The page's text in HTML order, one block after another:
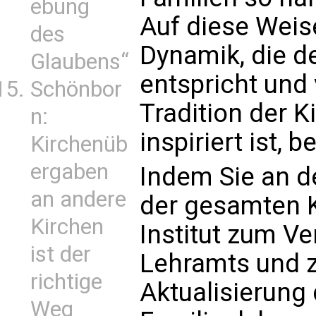
ebung
des
Glaubens“
Schönbor
n:
Kirchenüb
ergaben
an andere
Kirchen
ist der
richtige
Weg
Auf diese
Dynamik, die
entspricht und
Tradition der
inspiriert ist,
Indem Sie an
der gesamten
Institut zum
Lehramts und
Aktualisierung